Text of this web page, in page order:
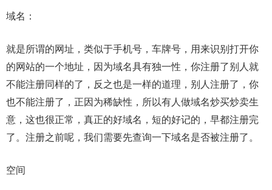
域名：
就是所谓的网址，类似于手机号，车牌号，用来识别打开你
的网站的一个地址，因为域名具有独一性，你注册了别人就
不能注册同样的了，反之也是一样的道理，别人注册了，你
也不能注册了，正因为稀缺性，所以有人做域名炒买炒卖生
意，这也很正常，真正的好域名，短的好记的，早都注册完
了。注册之前呢，我们需要先查询一下域名是否被注册了。
空间